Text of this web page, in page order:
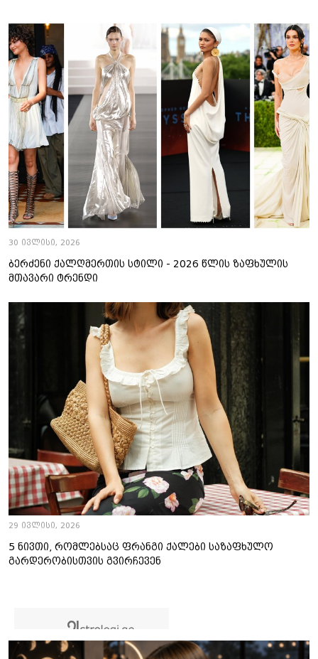
30 ივლისი, 2026
ბერძენი ქალღმერთის სტილი - 2026 წლის ზაფხულის
მთავარი ტრენდი
29 ივლისი, 2026
5 ნივთი, რომლებსაც ფრანგი ქალები საზაფხულო
გარდერობისთვის გვირჩევენ